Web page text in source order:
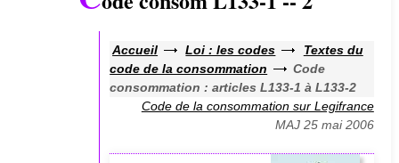
Accueil Loi : les codes
Textes du
code de la consommation
Code
consommation : articles L133-1 à L133-2
Code de la consommation sur Legifrance
MAJ 25 mai 2006